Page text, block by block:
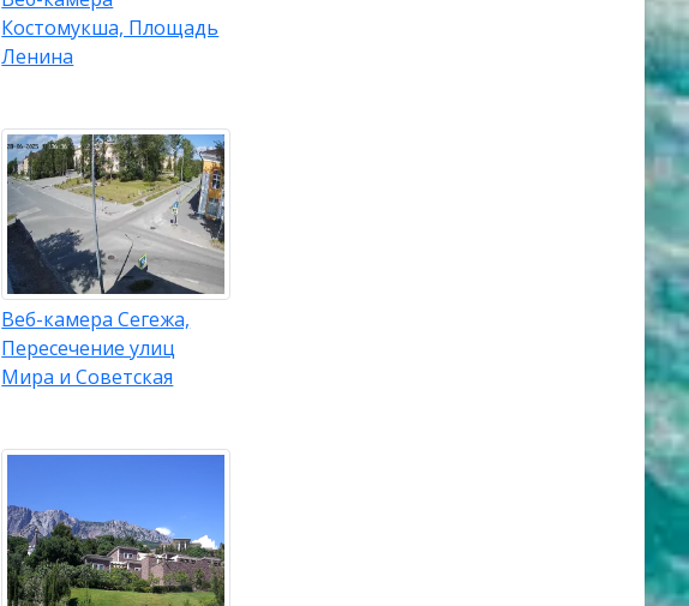
Костомукша, Площадь
Ленина
Веб-камера Сегежа,
Пересечение улиц
Мира и Советская